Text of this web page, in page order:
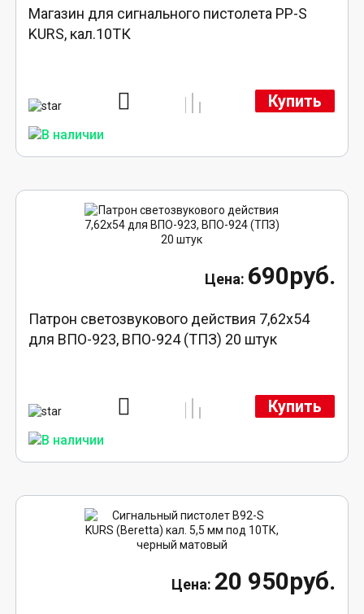
Магазин для сигнального пистолета PP-S
KURS, кал.10ТК
Купить
690руб.
Патрон светозвукового действия 7,62x54
для ВПО-923, ВПО-924 (ТПЗ) 20 штук
Купить
20 950руб.